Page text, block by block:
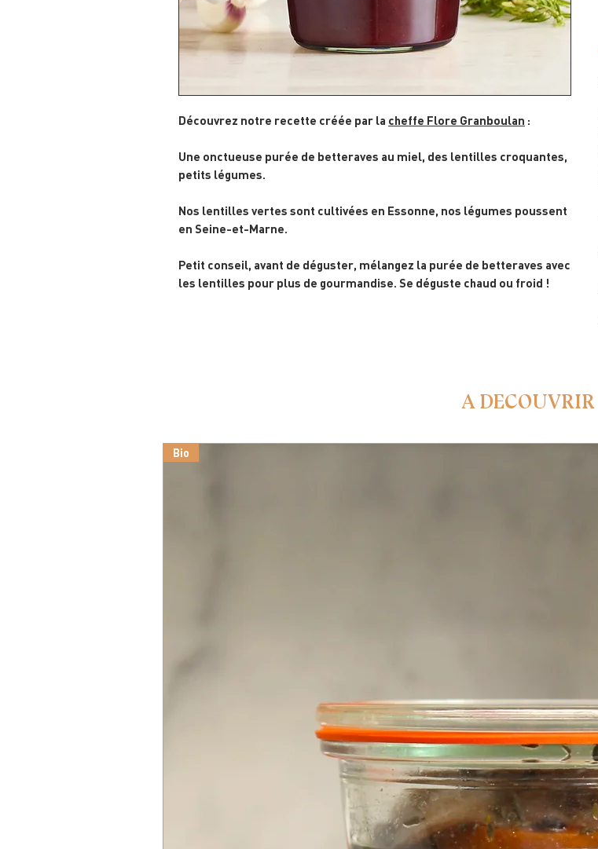
Découvrez notre recette créée par la cheffe Flore Granboulan :
Une onctueuse purée de betteraves au miel, des lentilles croquantes,
petits légumes.
Nos lentilles vertes sont cultivées en Essonne, nos légumes poussent
en Seine-et-Marne.
Petit conseil, avant de déguster, mélangez la purée de betteraves avec
les lentilles pour plus de gourmandise. Se déguste chaud ou froid !
A DECOUVRIR
Bio